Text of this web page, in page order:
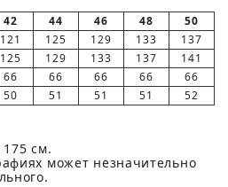
42 44 46 48
50
121 125 129 133
137
125 129 133 137
141
66 66 66 66
66
50 51 51 51 52
см.
может незначительно